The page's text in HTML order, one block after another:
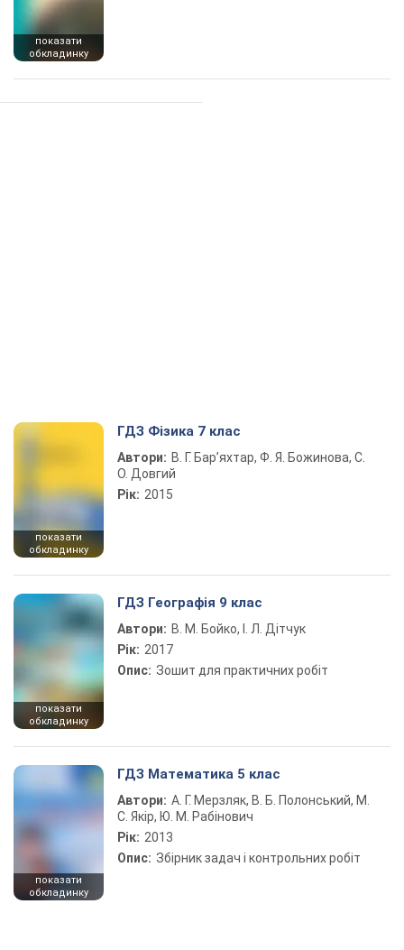
показати
обкладинку
показати
обкладинку
ГДЗ Фізика 7 клас
Автори: В. Г. Бар’яхтар, Ф. Я. Божинова, С.
О. Довгий
Рік: 2015
показати
обкладинку
ГДЗ Географія 9 клас
Автори: В. М. Бойко, І. Л. Дітчук
Рік: 2017
Опис: Зошит для практичних робіт
показати
обкладинку
ГДЗ Математика 5 клас
Автори: А. Г. Мерзляк, В. Б. Полонський, М.
С. Якір, Ю. М. Рабінович
Рік: 2013
Опис: Збірник задач і контрольних робіт